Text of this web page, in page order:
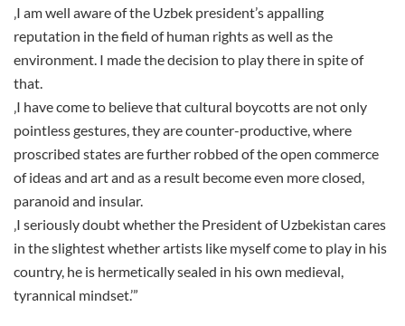
‚I am well aware of the Uzbek president’s appalling
reputation in the field of human rights as well as the
environment. I made the decision to play there in spite of
that.
‚I have come to believe that cultural boycotts are not only
pointless gestures, they are counter-productive, where
proscribed states are further robbed of the open commerce
of ideas and art and as a result become even more closed,
paranoid and insular.
‚I seriously doubt whether the President of Uzbekistan cares
in the slightest whether artists like myself come to play in his
country, he is hermetically sealed in his own medieval,
tyrannical mindset.’”